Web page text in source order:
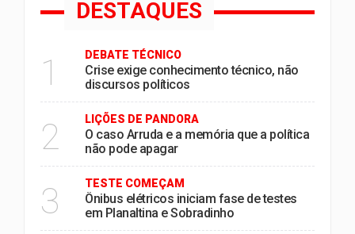
DESTAQUES
1 DEBATE TÉCNICO
Crise exige conhecimento técnico, não
discursos políticos
2 LIÇÕES DE PANDORA
O caso Arruda e a memória que a política
não pode apagar
3 TESTE COMEÇAM
Ônibus elétricos iniciam fase de testes
em Planaltina e Sobradinho